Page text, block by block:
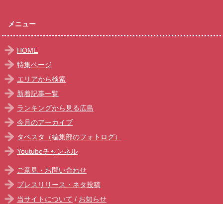
メニュー
HOME
特集ページ
エリアから検索
新着記事一覧
ランキングから見る広島
今月のアーカイブ
タベスタ（編集部のフォトログ）
Youtubeチャンネル
ご意見・お問い合わせ
プレスリリース・ネタ投稿
当サイトについて / お知らせ